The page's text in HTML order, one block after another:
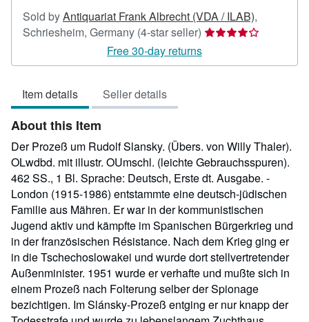
Sold byAntiquariat Frank Albrecht (VDA / ILAB),
Schriesheim, Germany (4-star seller) Seller
4
Free 30-day returns
Item details Seller details
About this Item
Der Prozeß um Rudolf Slansky. (Übers. von Willy Thaler).
OLwdbd. mit illustr. OUmschl. (leichte Gebrauchsspuren).
462 SS., 1 Bl. Sprache: Deutsch, Erste dt. Ausgabe. -
London (1915-1986) entstammte eine deutsch-jüdischen
Familie aus Mähren. Er war in der kommunistischen
Jugend aktiv und kämpfte im Spanischen Bürgerkrieg und
in der französischen Résistance. Nach dem Krieg ging er
in die Tschechoslowakei und wurde dort stellvertretender
Außenminister. 1951 wurde er verhafte und mußte sich in
einem Prozeß nach Folterung selber der Spionage
bezichtigen. Im Slánsky-Prozeß entging er nur knapp der